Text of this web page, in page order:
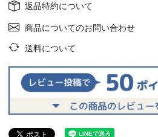
返品特約について
商品についてのお問い合わせ
送料について